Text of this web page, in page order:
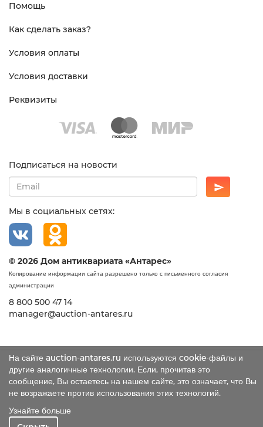
На сайте auction-antares.ru используются cookie-файлы и
другие аналогичные технологии. Если, прочитав это
сообщение, Вы остаетесь на нашем сайте, это означает, что Вы
не возражаете против использования этих технологий.
Узнайте больше
Помощь
Как сделать заказ?
Условия оплаты
Условия доставки
Реквизиты
Подписаться на новости
Мы в социальных сетях:
© 2026 Дом антиквариата «Антарес»
Копирование информации сайта разрешено только с письменного согласия
администрации
8 800 500 47 14
manager@auction-antares.ru